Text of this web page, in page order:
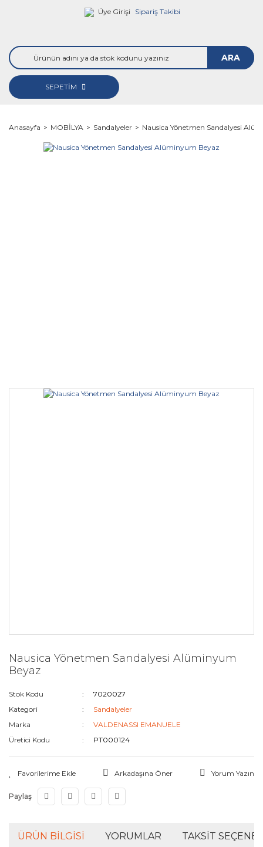
Üye Girişi Sipariş Takibi
ARA
SEPETİM
Anasayfa MOBİLYA Sandalyeler Nausica Yönetmen Sandalyesi
Nausica Yönetmen Sandalyesi Alüminyum
Beyaz
Stok Kodu
7020027
Kategori
Sandalyeler
Marka
VALDENASSI EMANUELE
Üretici Kodu
PT000124
Arkadaşına Öner Yorum Yazın
Paylaş
ÜRÜN BILGISI YORUMLAR TAKSIT